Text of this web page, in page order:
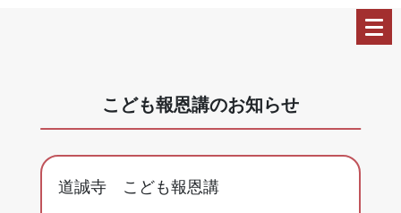
こども報恩講のお知らせ
道誠寺 こども報恩講